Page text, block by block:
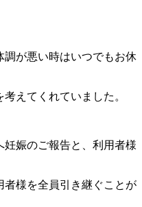
調が悪い時はいつでもお休
えてくれていました。
娠のご報告と、利用者様
者様を全員引き継ぐことが